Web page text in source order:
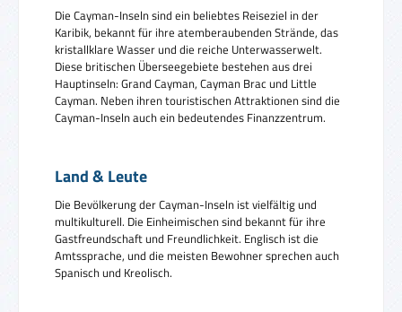
Die Cayman-Inseln sind ein beliebtes Reiseziel in der
Karibik, bekannt für ihre atemberaubenden Strände, das
kristallklare Wasser und die reiche Unterwasserwelt.
Diese britischen Überseegebiete bestehen aus drei
Hauptinseln: Grand Cayman, Cayman Brac und Little
Cayman. Neben ihren touristischen Attraktionen sind die
Cayman-Inseln auch ein bedeutendes Finanzzentrum.
Land & Leute
Die Bevölkerung der Cayman-Inseln ist vielfältig und
multikulturell. Die Einheimischen sind bekannt für ihre
Gastfreundschaft und Freundlichkeit. Englisch ist die
Amtssprache, und die meisten Bewohner sprechen auch
Spanisch und Kreolisch.